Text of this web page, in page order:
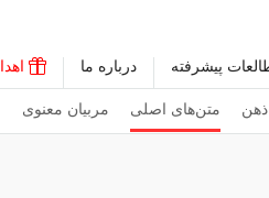
متن‌های اصلی مربیان معنوی
پیشرفته درباره ما اهدا